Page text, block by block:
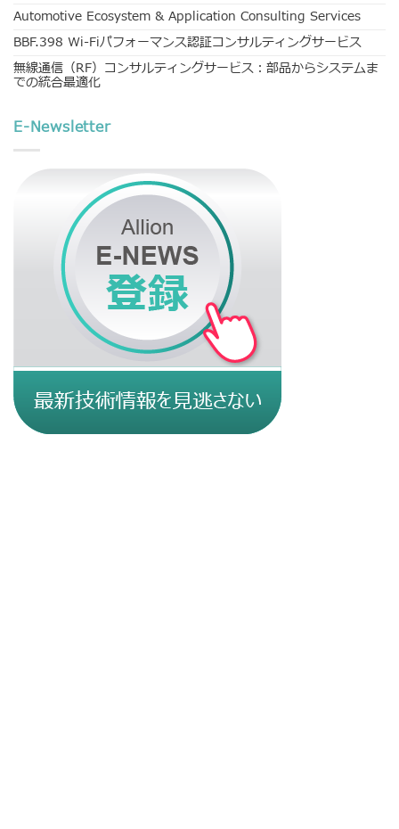
Automotive Ecosystem & Application Consulting Services
BBF.398 Wi-Fiパフォーマンス認証コンサルティングサービス
無線通信（RF）コンサルティングサービス：部品からシステムま
での統合最適化
E-Newsletter